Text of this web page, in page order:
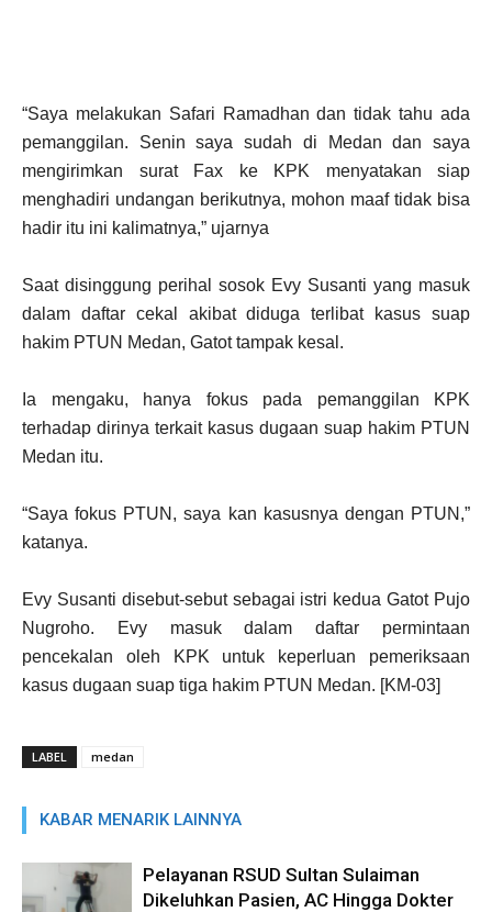
“Saya melakukan Safari Ramadhan dan tidak tahu ada
pemanggilan. Senin saya sudah di Medan dan saya
mengirimkan surat Fax ke KPK menyatakan siap
menghadiri undangan berikutnya, mohon maaf tidak bisa
hadir itu ini kalimatnya,” ujarnya
Saat disinggung perihal sosok Evy Susanti yang masuk
dalam daftar cekal akibat diduga terlibat kasus suap
hakim PTUN Medan, Gatot tampak kesal.
Ia mengaku, hanya fokus pada pemanggilan KPK
terhadap dirinya terkait kasus dugaan suap hakim PTUN
Medan itu.
“Saya fokus PTUN, saya kan kasusnya dengan PTUN,”
katanya.
Evy Susanti disebut-sebut sebagai istri kedua Gatot Pujo
Nugroho. Evy masuk dalam daftar permintaan
pencekalan oleh KPK untuk keperluan pemeriksaan
kasus dugaan suap tiga hakim PTUN Medan. [KM-03]
LABEL medan
KABAR MENARIK LAINNYA
Pelayanan RSUD Sultan Sulaiman
Dikeluhkan Pasien, AC Hingga Dokter